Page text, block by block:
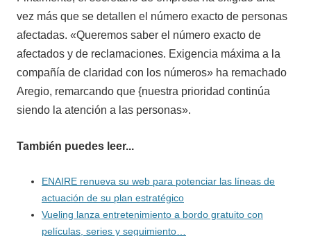
vez más que se detallen el número exacto de personas
afectadas. «Queremos saber el número exacto de
afectados y de reclamaciones. Exigencia máxima a la
compañía de claridad con los números» ha remachado
Aregio, remarcando que {nuestra prioridad continúa
siendo la atención a las personas».
También puedes leer...
ENAIRE renueva su web para potenciar las líneas de
actuación de su plan estratégico
Vueling lanza entretenimiento a bordo gratuito con
películas, series y seguimiento…